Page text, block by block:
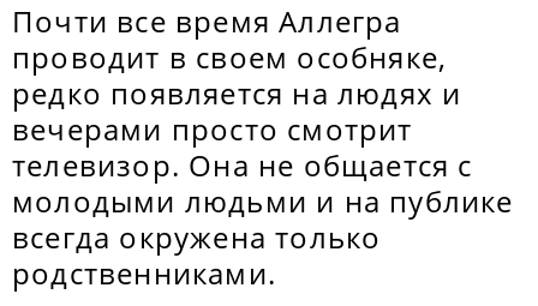
Почти все время Аллегра
проводит в своем особняке,
редко появляется на людях и
вечерами просто смотрит
телевизор. Она не общается с
молодыми людьми и на публике
всегда окружена только
родственниками.